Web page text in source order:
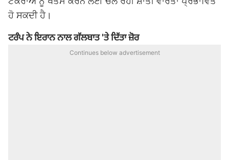
ਹੋ ਸਕਦੀ ਹੈ।
ਟਰੰਪ ਨੇ ਇਰਾਨ ਨਾਲ ਗੱਲਬਾਤ 'ਤੇ ਦਿੱਤਾ ਜ਼ੋਰ
Continues below advertisement